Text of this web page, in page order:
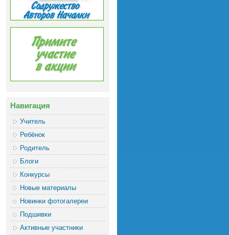
Навигация
Учитель
Ребёнок
Родитель
Блоги
Конкурсы
Новые материалы
Новинки фотогалереи
Подшивки
Активные участники